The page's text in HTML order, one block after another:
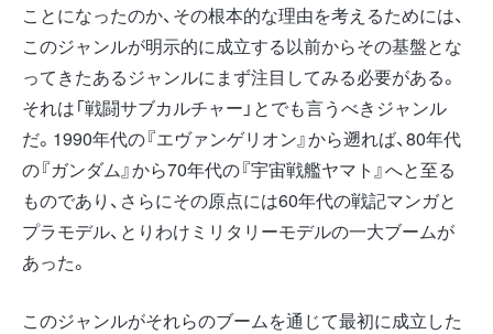
ことになったのか、その根本的な理由を考えるためには、
このジャンルが明示的に成立する以前からその基盤とな
ってきたあるジャンルにまず注目してみる必要がある。
それは「戦闘サブカルチャー」とでも言うべきジャンル
だ。1990年代の『エヴァンゲリオン』から遡れば、80年代
の『ガンダム』から70年代の『宇宙戦艦ヤマト』へと至る
ものであり、さらにその原点には60年代の戦記マンガと
プラモデル、とりわけミリタリーモデルの一大ブームが
あった。
このジャンルがそれらのブームを通じて最初に成立した